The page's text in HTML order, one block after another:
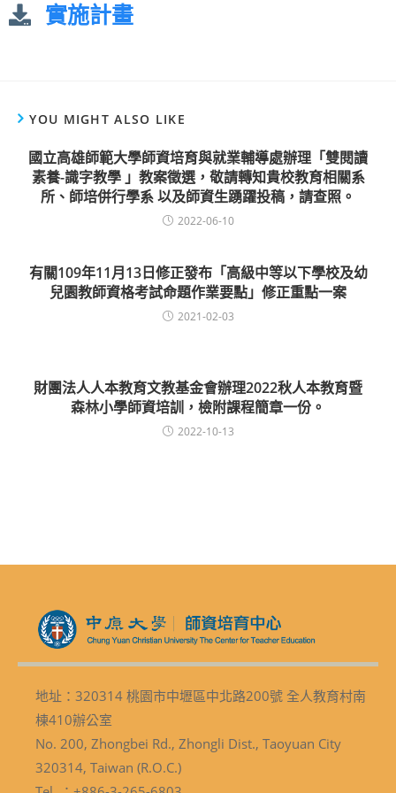
實施計畫
YOU MIGHT ALSO LIKE
國立高雄師範大學師資培育與就業輔導處辦理「雙閱讀
素養-識字教學 」教案徵選，敬請轉知貴校教育相關系
所、師培併行學系 以及師資生踴躍投稿，請查照。
2022-06-10
有關109年11月13日修正發布「高級中等以下學校及幼
兒園教師資格考試命題作業要點」修正重點一案
2021-02-03
財團法人人本教育文教基金會辦理2022秋人本教育暨
森林小學師資培訓，檢附課程簡章一份。
2022-10-13
地址：320314 桃園市中壢區中北路200號 全人教育村南
棟410辦公室
No. 200, Zhongbei Rd., Zhongli Dist., Taoyuan City
320314, Taiwan (R.O.C.)